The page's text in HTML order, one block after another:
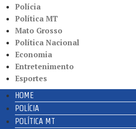
Polícia
Política MT
Mato Grosso
Política Nacional
Economia
Entretenimento
Esportes
HOME
POLÍCIA
POLÍTICA MT